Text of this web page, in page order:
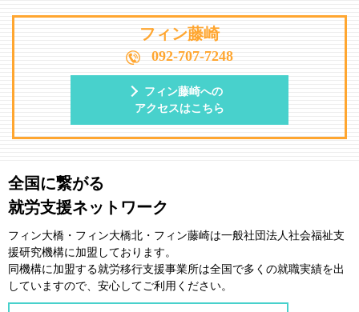
フィン藤崎
092-707-7248
フィン藤崎への
アクセスはこちら
全国に繋がる
就労支援ネットワーク
フィン大橋・フィン大橋北・フィン藤崎は一般社団法⼈社会福祉⽀
援研究機構に加盟しております。
同機構に加盟する就労移⾏⽀援事業所は全国で多くの就職実績を出
していますので、安⼼してご利⽤ください。